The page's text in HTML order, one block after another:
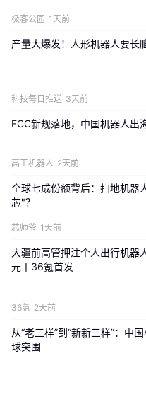
极客公园 1天前
产量大爆发！人形机器人要长
科技每日推送 3天前
FCC新规落地，中国机器人出
高工机器人 2天前
全球七成份额背后：扫地机器
芯"？
芯师爷 1天前
大疆前高管押注个人出行机器
元丨36氪首发
36氪 2天前
从“老三样”到“新新三样”：中
球突围